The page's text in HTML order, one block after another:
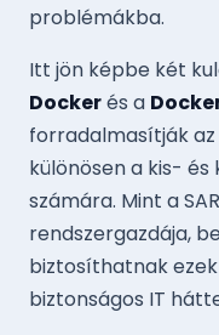
problémákba.
Itt jön képbe két
Dockerés a
forradalmasítják
különösen a kis-
számára. Mint a
rendszergazdája,
biztosíthatnak
biztonságos IT